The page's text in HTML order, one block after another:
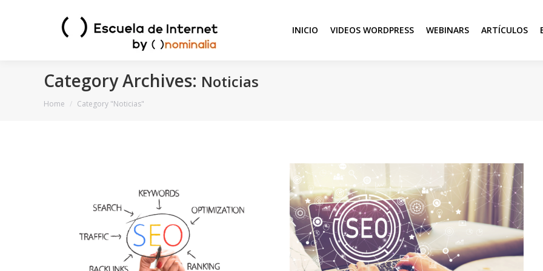
INICIO VIDEOS WORDPRESS WEBINARS ARTÍCULOS
Category Archives: Noticias
You are here:
Home Category "Noticias"